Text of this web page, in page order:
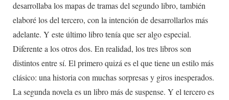
desarrollaba los mapas de tramas del segundo libro, también
elaboré los del tercero, con la intención de desarrollarlos más
adelante. Y este último libro tenía que ser algo especial.
Diferente a los otros dos. En realidad, los tres libros son
distintos entre sí. El primero quizá es el que tiene un estilo más
clásico: una historia con muchas sorpresas y giros inesperados.
La segunda novela es un libro más de suspense. Y el tercero es